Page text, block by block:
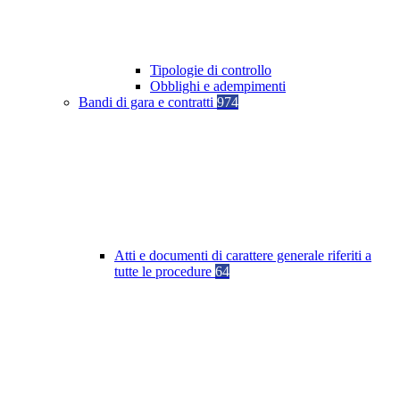
Tipologie di controllo
Obblighi e adempimenti
Bandi di gara e contratti 974
Atti e documenti di carattere generale riferiti a
tutte le procedure 64